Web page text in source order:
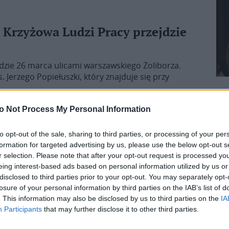
Not Process My Personal Information
opt-out of the sale, sharing to third parties, or processing of your
for targeted advertising by us, please use the below opt-out
selection. Please note that after your opt-out request is processed
interest-based ads based on personal information utilized by us
to third parties prior to your opt-out. You may separately
of your personal information by third parties on the IAB’s list of
This information may also be disclosed by us to third parties on the
Participants that may further disclose it to other third parties.
Ludzi Pracy przejdzie
26 marca ulicami warszawskiego Żoliborza.
Jerzego Popiełuszki, który znajduje się przy
nie żyje
działaczka Katolickiej Młodzieży Narodowej,
Górze w maju 1936 r., odznaczona medalem
przekładów – dzieł naukowych z dziedziny
odbędzie się w środę 24 marca.